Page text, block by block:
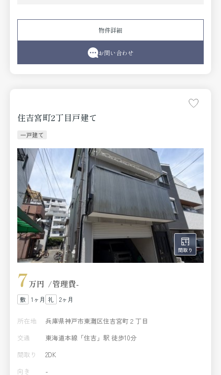
をご利用いただけます。付近にある3つの駅は、用途や行き
先に応じて使い分けることができます。収納が豊富なの
で、季節に応じて物をしまう量が変わっても安心です。ワ
クワク、ドキドキの新生活。まずは当社で神戸市東灘区や
阪急神戸本線御影付近のお部屋探しをしましょう。好みの
物件詳細
お問い合わせ
住吉宮町2丁目戸建て
一戸建て
7万円 管理費-
1ヶ月 2ヶ月
所在地
兵庫県神戸市東灘区住吉宮町２丁目
交通
東海道本線「住吉」駅 徒歩10分
間取り
2DK
向き
-